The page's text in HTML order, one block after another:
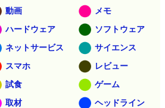
動画
メモ
ハードウェア
ソフトウェア
ネットサービス
サイエンス
スマホ
レビュー
試食
ゲーム
取材
ヘッドライン